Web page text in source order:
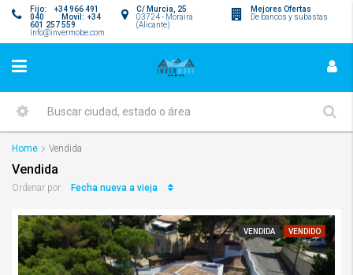
Mejores Ofertas
De bancos y subastas
C/ Murcia, 25
03724 - Moraira
(Alicante)
Fijo: +34 966 491
040 Movil: +34
601 257 559
info@invermobe.com
Home Vendida
Vendida
Ordenar por: Fecha nueva a vieja
VENDIDA VENDIDO